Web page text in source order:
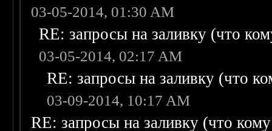
03-05-2014, 01:30 AM
RE: запросы на заливку (что
03-05-2014, 02:17 AM
RE: запросы на заливку (что
03-09-2014, 10:17 AM
RE: запросы на заливку (что